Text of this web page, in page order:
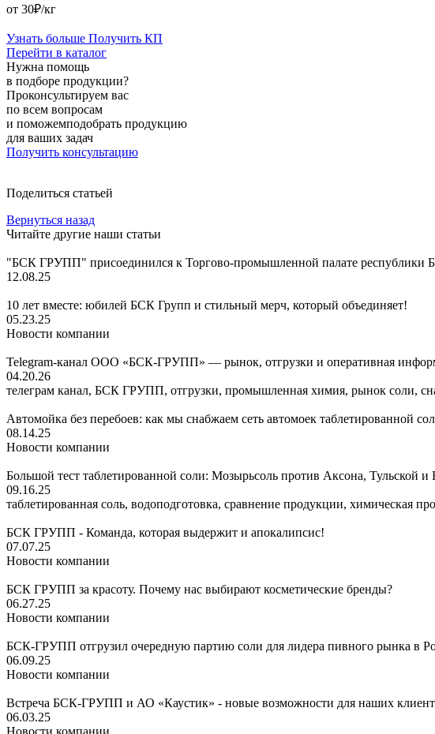
от 30₽/кг
Узнать больше Получить КП
Перейти в каталог
Нужна помощь
в подборе продукции?
Проконсультируем вас
по всем вопросам
и поможемподобрать продукцию
для ваших задач
Получить консультацию
Поделиться статьей
Вернуться назад
Читайте другие наши статьи
"БСК ГРУПП" присоединился к Торгово-промышленной палате республики
12.08.25
10 лет вместе: юбилей БСК Групп и стильный мерч, который объединяет!
05.23.25
Новости компании
Telegram-канал ООО «БСК-ГРУПП» — рынок, отгрузки и оперативная
04.20.26
телеграм канал, БСК ГРУПП, отгрузки, промышленная химия, рынок соли,
Автомойка без перебоев: как мы снабжаем сеть автомоек таблетированной
08.14.25
Новости компании
Большой тест таблетированной соли: Мозырьсоль против Аксона, Тульской и
09.16.25
таблетированная соль, водоподготовка, сравнение продукции, химическая
БСК ГРУПП - Команда, которая выдержит и апокалипсис!
07.07.25
Новости компании
БСК ГРУПП за красоту. Почему нас выбирают косметические бренды?
06.27.25
Новости компании
БСК-ГРУПП отгрузил очередную партию соли для лидера пивного рынка в
06.09.25
Новости компании
Встреча БСК-ГРУПП и АО «Каустик» - новые возможности для наших
06.03.25
Новости компании